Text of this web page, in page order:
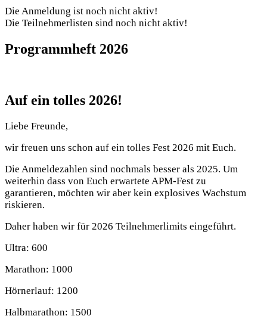
Die Anmeldung ist noch nicht aktiv!
Die Teilnehmerlisten sind noch nicht aktiv!
Programmheft 2026
Auf ein tolles 2026!
Liebe Freunde,
wir freuen uns schon auf ein tolles Fest 2026 mit Euch.
Die Anmeldezahlen sind nochmals besser als 2025. Um
weiterhin dass von Euch erwartete APM-Fest zu
garantieren, möchten wir aber kein explosives Wachstum
riskieren.
Daher haben wir für 2026 Teilnehmerlimits eingeführt.
Ultra: 600
Marathon: 1000
Hörnerlauf: 1200
Halbmarathon: 1500